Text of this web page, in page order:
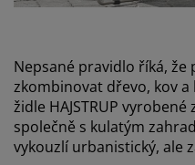
Nepsané pravidlo říká,
zkombinovat dřevo, kov
židle HAJSTRUP
společně s kulatým
vykouzlí urbanistický, ale